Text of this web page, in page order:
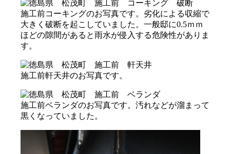
施工前コーキングのお写真です。劣化による収縮で
大きく破断を起こしていました。一般邸に0.5ｍｍ
ほどの隙間があると雨水が侵入する危険性がありま
す。
施工前軒天井のお写真です。
施工前ベランダのお写真です。汚れなどが溜まって
黒くなっていました。